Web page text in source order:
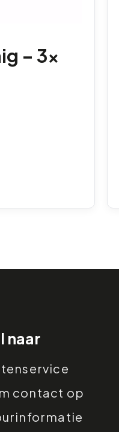
– 3x
naar
contact op